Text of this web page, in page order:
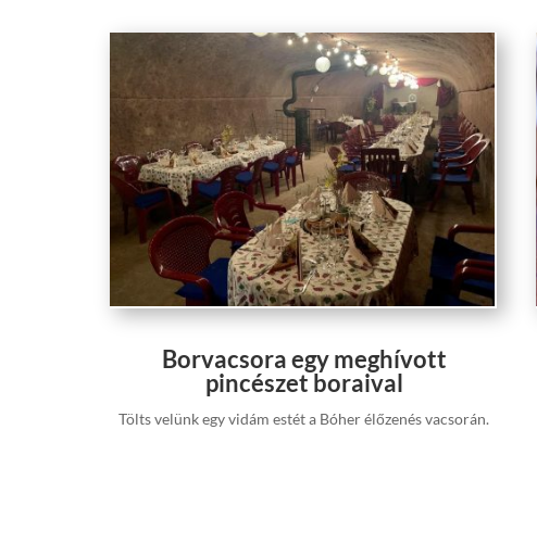
Borvacsora egy meghívott
pincészet boraival
Tölts velünk egy vidám estét a Bóher élőzenés vacsorán.